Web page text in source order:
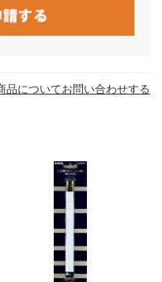
品についてお問い合わせする